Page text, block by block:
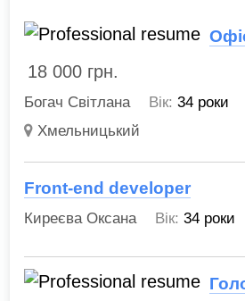
18 000 грн.
Богач Світлана Вік: 34 роки
Хмельницький
Front-end developer
Киреєва Оксана Вік: 34 роки